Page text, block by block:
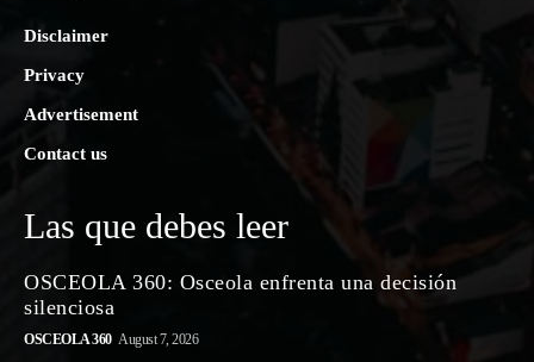
Disclaimer
Privacy
Advertisement
Contact us
Las que debes leer
OSCEOLA 360: Osceola enfrenta una decisión
silenciosa
OSCEOLA 360 August 7, 2026